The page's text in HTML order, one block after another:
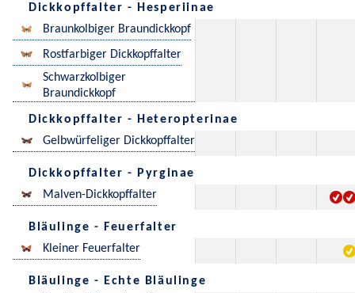
Dickkopffalter - Hesperiinae
Braunkolbiger Braundickkopf
Rostfarbiger Dickkopffalter
Schwarzkolbiger
Braundickkopf
Dickkopffalter - Heteropterinae
Gelbwürfeliger Dickkopffalter
Dickkopffalter - Pyrginae
Malven-Dickkopffalter
Bläulinge - Feuerfalter
Kleiner Feuerfalter
Bläulinge - Echte Bläulinge